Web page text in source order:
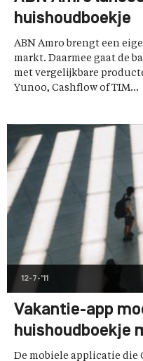
huishoudboekje
ABN Amro brengt een
markt. Daarmee gaat de
met vergelijkbare
Yunoo, Cashflow of TIM...
12-7-'11
Vakantie-app
huishoudboekje
De mobiele applicatie die